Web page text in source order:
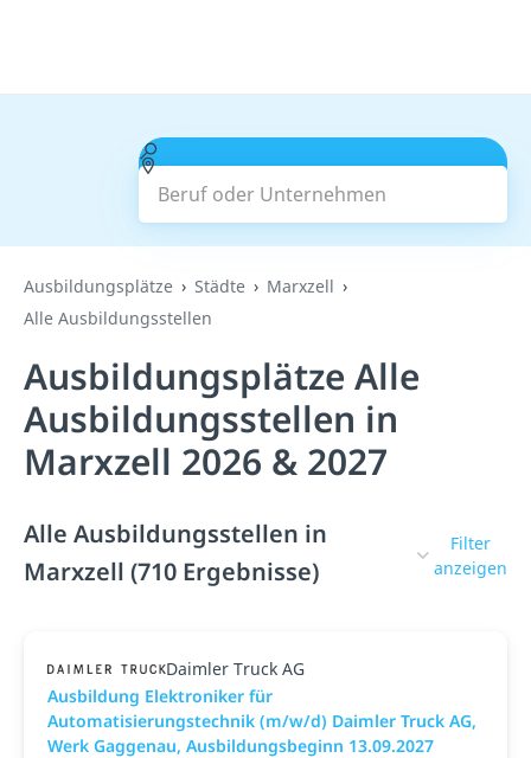
Beruf oder Unternehmen
Suchen
Ausbildungsplätze Städte
Marxzell
Alle Ausbildungsstellen
Ausbildungsplätze Alle
Ausbildungsstellen in
Marxzell 2026 & 2027
Alle Ausbildungsstellen in
Marxzell (710 Ergebnisse)
Filter
anzeigen
Daimler Truck AG
Ausbildung Elektroniker für
Automatisierungstechnik (m/w/d) Daimler Truck AG,
Werk Gaggenau, Ausbildungsbeginn 13.09.2027